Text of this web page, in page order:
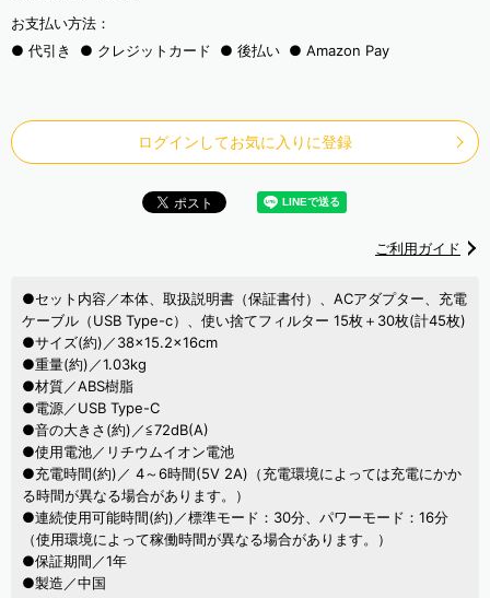
お支払い方法：
代引き
クレジットカード 後払い Amazon Pay
ログインしてお気に入りに登録
ご利用ガイド
●セット内容／本体、取扱説明書（保証書付）、ACアダプター、充電
ケーブル（USB Type-c）、使い捨てフィルター 15枚＋30枚(計45枚)
●サイズ(約)／38×15.2×16cm
●重量(約)／1.03kg
●材質／ABS樹脂
●電源／USB Type-C
●音の大きさ(約)／≦72dB(A)
●使用電池／リチウムイオン電池
●充電時間(約)／ 4～6時間(5V 2A)（充電環境によっては充電にかか
る時間が異なる場合があります。）
●連続使用可能時間(約)／標準モード：30分、パワーモード：16分
（使用環境によって稼働時間が異なる場合があります。）
●保証期間／1年
●製造／中国